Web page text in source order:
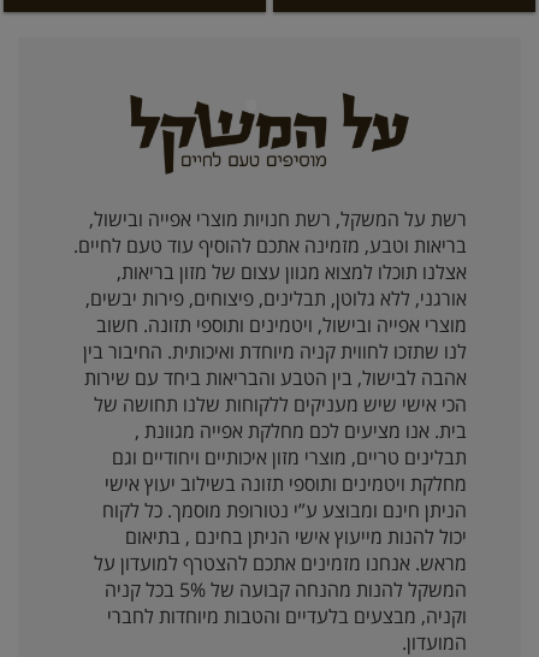
רשת על המשקל, רשת חנויות מוצרי אפייה ובישול,
בריאות וטבע, מזמינה אתכם להוסיף עוד טעם לחיים.
אצלנו תוכלו למצוא מגוון עצום של מזון בריאות,
אורגני, ללא גלוטן, תבלינים, פיצוחים, פירות יבשים,
מוצרי אפייה ובישול, ויטמינים ותוספי תזונה. חשוב
לנו שתזכו לחווית קניה מיוחדת ואיכותית. החיבור בין
אהבה לבישול, בין הטבע והבריאות ביחד עם שירות
הכי אישי שיש מעניקים ללקוחות שלנו תחושה של
בית. אנו מציעים לכם מחלקת אפייה מגוונת ,
תבלינים טריים, מוצרי מזון איכותיים ויחודיים וגם
מחלקת ויטמינים ותוספי תזונה בשילוב יעוץ אישי
הניתן חינם ומבוצע ע”י נטורופת מוסמך. כל לקוח
יכול להנות מייעוץ אישי הניתן בחינם , בתיאום
מראש. אנחנו מזמינים אתכם להצטרף למועדון על
המשקל להנות מהנחה קבועה של 5% בכל קניה
וקניה, מבצעים בלעדיים והטבות מיוחדות לחברי
המועדון.